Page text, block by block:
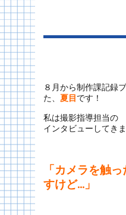
８月から制作課記録
た、 夏目 です！
私は撮影指導担当の
インタビューしてきま
「カメラを触
すけど…」